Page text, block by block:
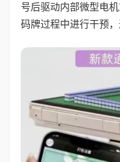
号后驱动内部微型电
码牌过程中进行干预，